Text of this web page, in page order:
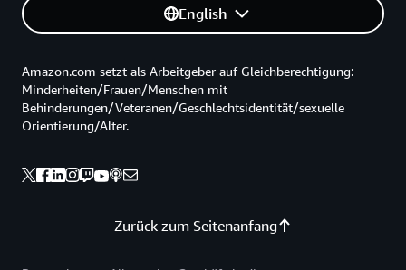
English
Zurück zum Seitenanfang
Amazon.com setzt als Arbeitgeber auf Gleichberechtigung:
Minderheiten/Frauen/Menschen mit
Behinderungen/Veteranen/Geschlechtsidentität/sexuelle
Orientierung/Alter.